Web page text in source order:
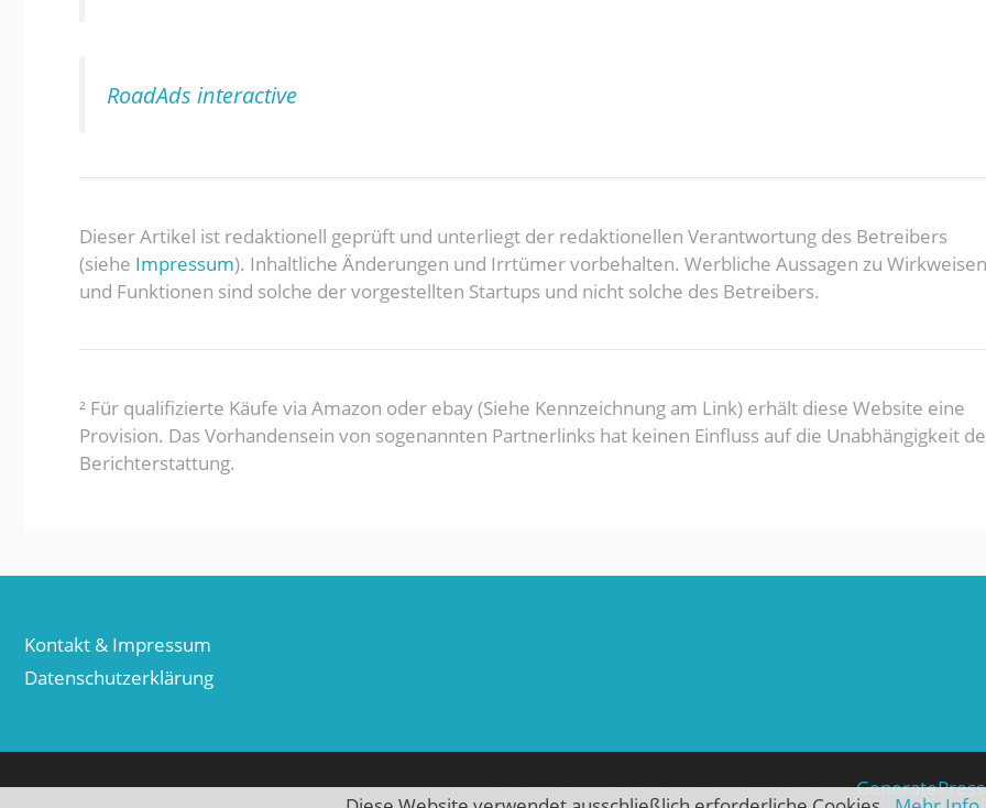
RoadAds interactive
Dieser Artikel ist redaktionell geprüft und unterliegt der redaktionellen Verantwortung des Betreibers
(siehe Impressum). Inhaltliche Änderungen und Irrtümer vorbehalten. Werbliche Aussagen zu Wirkweisen
und Funktionen sind solche der vorgestellten Startups und nicht solche des Betreibers.
² Für qualifizierte Käufe via Amazon oder ebay (Siehe Kennzeichnung am Link) erhält diese Website eine
Provision. Das Vorhandensein von sogenannten Partnerlinks hat keinen Einfluss auf die Unabhängigkeit
Berichterstattung.
Kontakt & Impressum
Datenschutzerklärung
© 2026 Die Höhle der Löwen• Erstellt mitGeneratePress